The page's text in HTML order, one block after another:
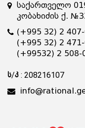
საქართველო
კობახიძის ქ.
(+995 32) 2
(+995 32) 2
(+99532) 2 508-
ს/კ : 208216107